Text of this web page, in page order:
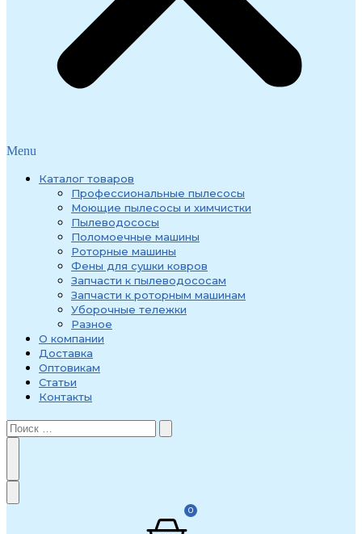
Menu
Каталог товаров
Профессиональные пылесосы
Моющие пылесосы и химчистки
Пылеводососы
Поломоечные машины
Роторные машины
Фены для сушки ковров
Запчасти к пылеводососам
Запчасти к роторным машинам
Уборочные тележки
Разное
О компании
Доставка
Оптовикам
Статьи
Контакты
0